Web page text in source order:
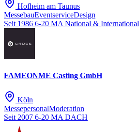
Hofheim am Taunus
MessebauEventserviceDesign
Seit 1986 6-20 MA National & International
FAMEONME Casting GmbH
Köln
MessepersonalModeration
Seit 2007 6-20 MA DACH